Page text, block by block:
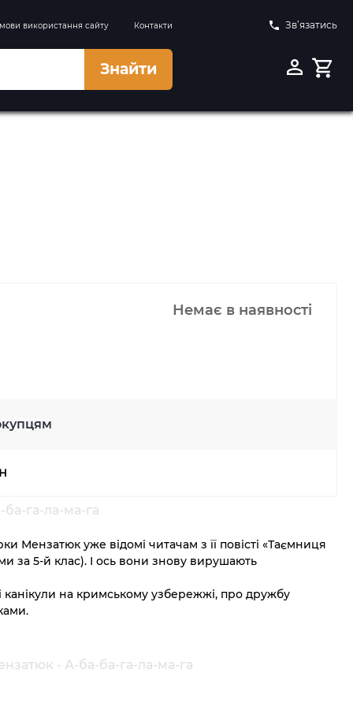
використання сайту Контакти Зв’язатись
Знайти
Немає в наявності
га-ла-ма-га
Мензатюк уже відомі читачам з її повісті «Таємниця
за 5-й клас). І ось вони знову вирушають
канікули на кримському узбережжі, про дружбу
- А-ба-ба-га-ла-ма-га